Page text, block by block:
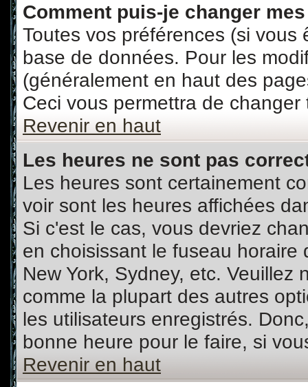
Comment puis-je changer
Toutes vos préférences (si
base de données. Pour les
(généralement en haut des
Ceci vous permettra de
Revenir en haut
Les heures ne sont pas
Les heures sont certainement
voir sont les heures affichées
Si c'est le cas, vous devriez
en choisissant le fuseau
New York, Sydney, etc.
comme la plupart des autres
les utilisateurs enregistrés.
bonne heure pour le faire, si
Revenir en haut